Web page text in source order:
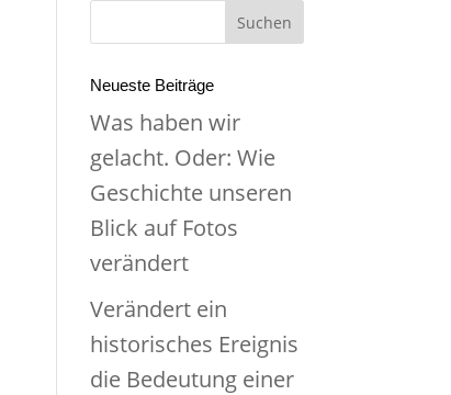
Neueste Beiträge
Was haben wir
gelacht. Oder: Wie
Geschichte unseren
Blick auf Fotos
verändert
Verändert ein
historisches Ereignis
die Bedeutung einer